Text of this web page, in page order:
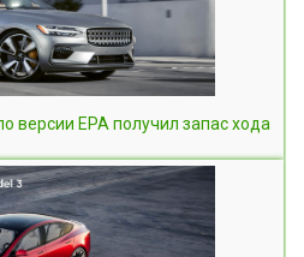
версии ЕРА получил запас хода